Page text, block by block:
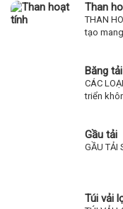
Than
THAN
tạo
Băng tải
CÁC
triển
Gầu tải
GẦU TẢI
Túi vải